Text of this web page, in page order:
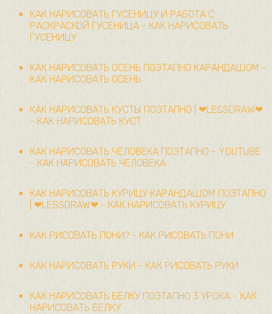
КАК НАРИСОВАТЬ ГУСЕНИЦУ И РАБОТА С
РАСКРАСКОЙ ГУСЕНИЦА - КАК НАРИСОВАТЬ
ГУСЕНИЦУ
КАК НАРИСОВАТЬ ОСЕНЬ ПОЭТАПНО КАРАНДАШОМ -
КАК НАРИСОВАТЬ ОСЕНЬ
КАК НАРИСОВАТЬ КУСТЫ ПОЭТАПНО | ❤LESSDRAW❤
- КАК НАРИСОВАТЬ КУСТ
КАК НАРИСОВАТЬ ЧЕЛОВЕКА ПОЭТАПНО - YOUTUBE
- КАК НАРИСОВАТЬ ЧЕЛОВЕКА
КАК НАРИСОВАТЬ КУРИЦУ КАРАНДАШОМ ПОЭТАПНО
| ❤LESSDRAW❤ - КАК НАРИСОВАТЬ КУРИЦУ
КАК РИСОВАТЬ ПОНИ? - КАК РИСОВАТЬ ПОНИ
КАК НАРИСОВАТЬ РУКИ - КАК РИСОВАТЬ РУКИ
КАК НАРИСОВАТЬ БЕЛКУ ПОЭТАПНО 3 УРОКА - КАК
НАРИСОВАТЬ БЕЛКУ